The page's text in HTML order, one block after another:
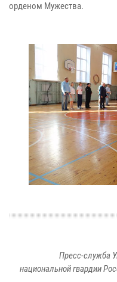
орденом Мужества.
Пресс-служба
национальной гвардии